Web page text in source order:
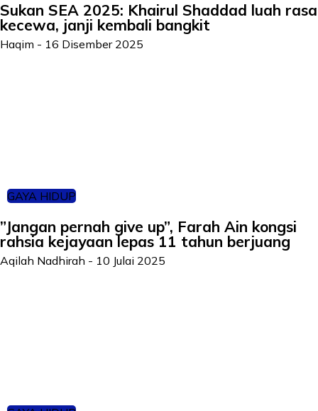
Sukan SEA 2025: Khairul Shaddad luah rasa
kecewa, janji kembali bangkit
Haqim - 16 Disember 2025
GAYA HIDUP
”Jangan pernah give up”, Farah Ain kongsi
rahsia kejayaan lepas 11 tahun berjuang
Aqilah Nadhirah - 10 Julai 2025